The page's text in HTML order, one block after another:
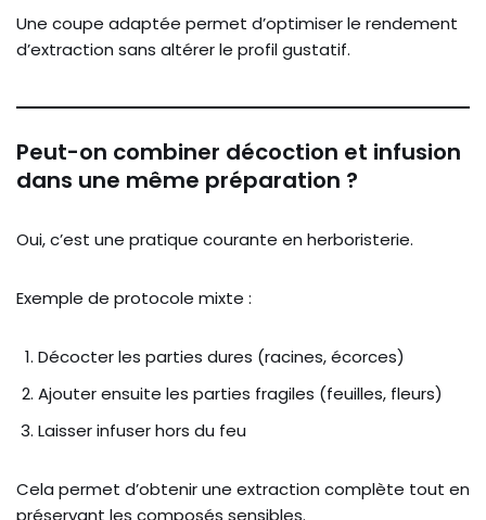
Une coupe adaptée permet d’optimiser le rendement
d’extraction sans altérer le profil gustatif.
Peut-on combiner décoction et infusion
dans une même préparation ?
Oui, c’est une pratique courante en herboristerie.
Exemple de protocole mixte :
Décocter les parties dures (racines, écorces)
Ajouter ensuite les parties fragiles (feuilles, fleurs)
Laisser infuser hors du feu
Cela permet d’obtenir une extraction complète tout en
préservant les composés sensibles.